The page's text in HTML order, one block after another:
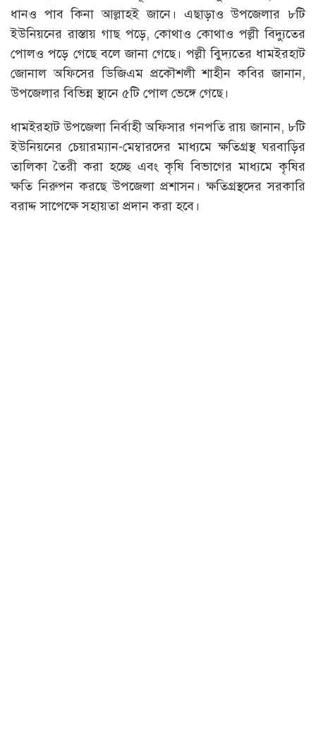
ধানও পাব কিনা আল্লাহই জানে। এছাড়াও উপজেলার ৮টি
ইউনিয়নের রাস্তায় গাছ পড়ে, কোথাও কোথাও পল্লী বিদ্যুতের
পোলও পড়ে গেছে বলে জানা গেছে। পল্লী বিুদ্যতের ধামইরহাট
জোনাল অফিসের ডিজিএম প্রকৌশলী শাহীন কবির জানান,
উপজেলার বিভিন্ন স্থানে ৫টি পোল ভেঙ্গে গেছে।
ধামইরহাট উপজেলা নির্বাহী অফিসার গনপতি রায় জানান, ৮টি
ইউনিয়নের চেয়ারম্যান-মেম্বারদের মাধ্যমে ক্ষতিগ্রস্থ ঘরবাড়ির
তালিকা তৈরী করা হচ্ছে এবং কৃষি বিভাগের মাধ্যমে কৃষির
ক্ষতি নিরুপন করছে উপজেলা প্রশাসন। ক্ষতিগ্রস্থদের সরকারি
বরাদ্দ সাপেক্ষে সহায়তা প্রদান করা হবে।